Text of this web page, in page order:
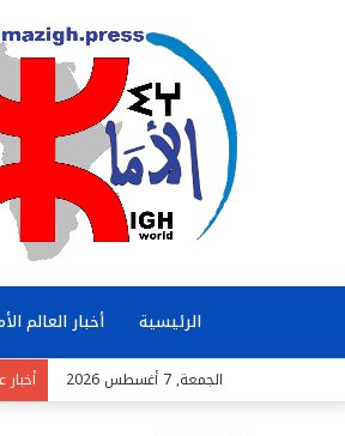
الرئيسية أخبار العالم
الجمعة, 7 أغسطس 2026 أخبار